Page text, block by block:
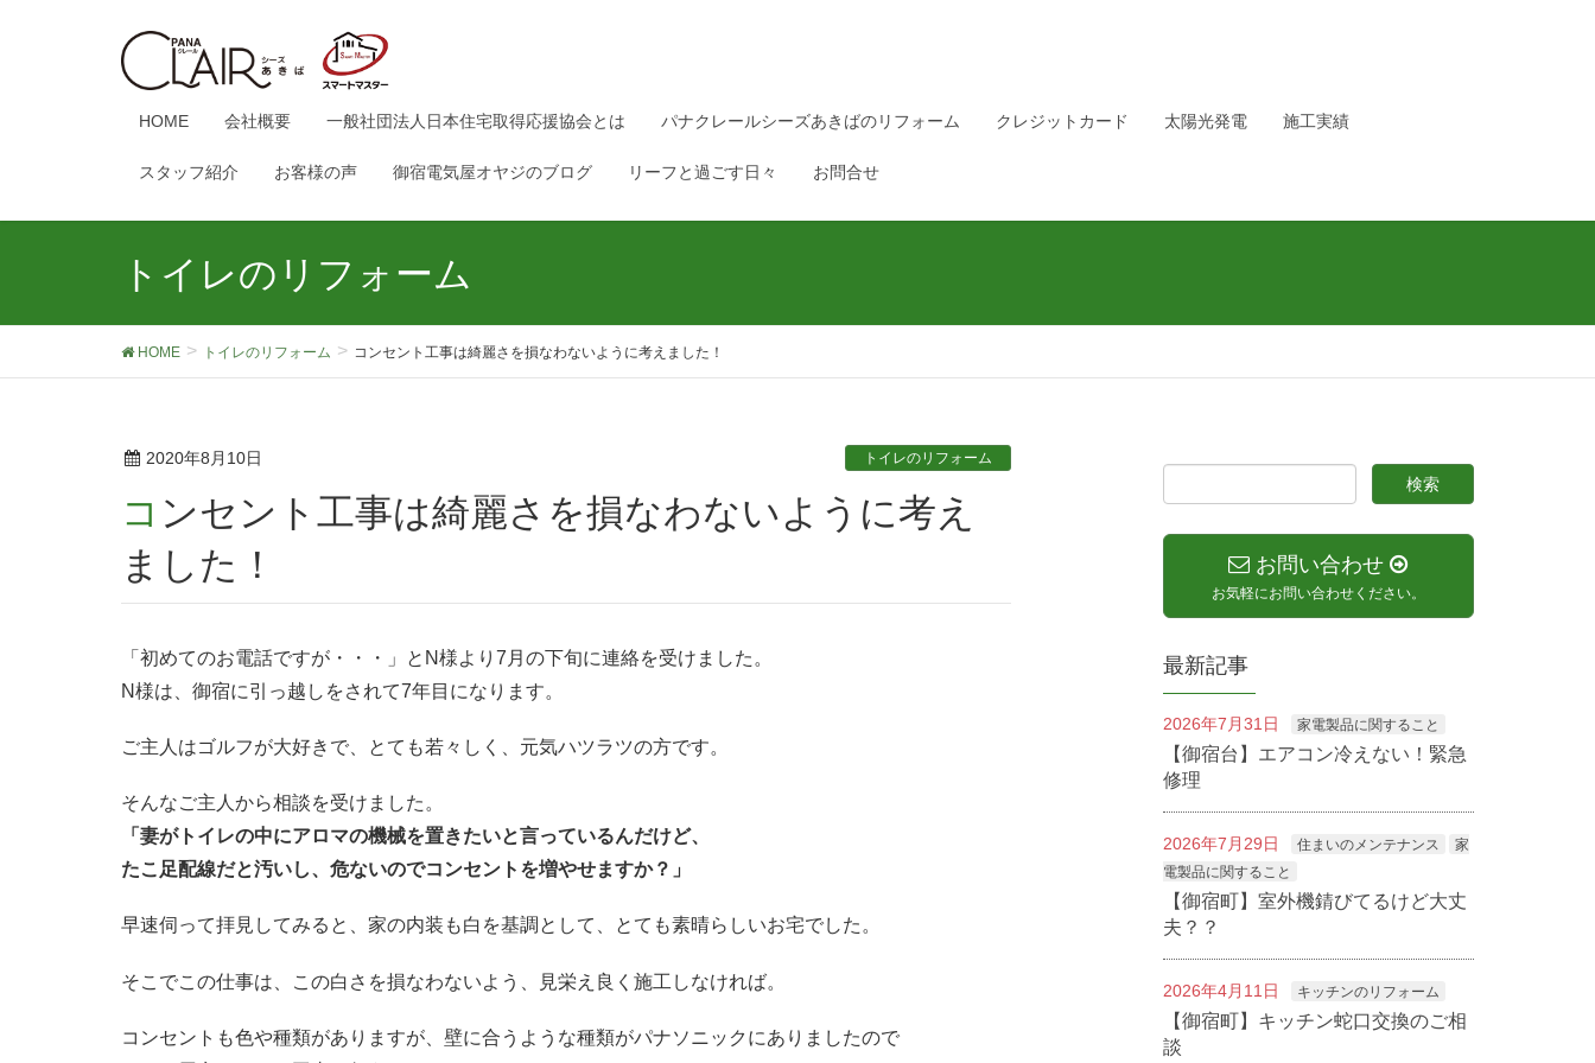
HOME 会社概要 一般社団法人日本住宅取得応援協会とは パナクレールシーズあきばのリフォーム クレジットカード 太陽光発電 施工実績
スタッフ紹介 お客様の声 御宿電気屋オヤジのブログ リーフと過ごす日々 お問合せ
トイレのリフォーム
HOME トイレのリフォーム コンセント工事は綺麗さを損なわないように考えました！
2020年8月10日 トイレのリフォーム
コンセント工事は綺麗さを損なわないように考え
ました！
「初めてのお電話ですが・・・」とN様より7月の下旬に連絡を受けました。
N様は、御宿に引っ越しをされて7年目になります。
ご主人はゴルフが大好きで、とても若々しく、元気ハツラツの方です。
そんなご主人から相談を受けました。
「妻がトイレの中にアロマの機械を置きたいと言っているんだけど、
たこ足配線だと汚いし、危ないのでコンセントを増やせますか？」
早速伺って拝見してみると、家の内装も白を基調として、とても素晴らしいお宅でした。
そこでこの仕事は、この白さを損なわないよう、見栄え良く施工しなければ。
コンセントも色や種類がありますが、壁に合うような種類がパナソニックにありましたので
お問い合わせ
お気軽にお問い合わせください。
最新記事
2026年7月31日 家電製品に関すること
【御宿台】エアコン冷えない！緊急
修理
2026年7月29日 住まいのメンテナンス
家
電製品に関すること
【御宿町】室外機錆びてるけど大丈
夫？？
2026年4月11日 キッチンのリフォーム
【御宿町】キッチン蛇口交換のご相
談